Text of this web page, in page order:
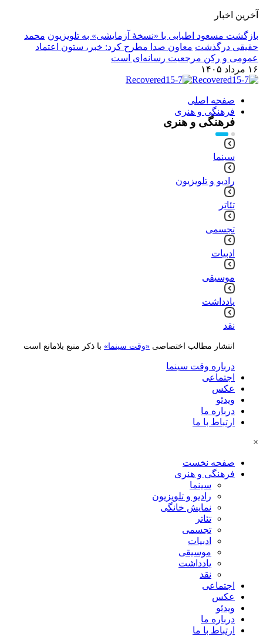
آخرین اخبار
بازگشت مسعود اطیابی با «نسخهٔ آزمایشی» به تلویزیون محمد
حقیقی درگذشت معاون صدا مطرح کرد: خبر، ستون اعتماد
عمومی و رکن مرجعیت رسانه‌ای است
۱۶ مرداد ۱۴۰۵
صفحه اصلی
فرهنگی و هنری
فرهنگی و هنری
سینما
رادیو و تلویزیون
تئاتر
تجسمی
ادبیات
موسیقی
یادداشت
نقد
انتشار مطالب اختصاصی «وقت سینما» با ذکر منبع بلامانع است
درباره وقت سینما
اجتماعی
عکس
ویدئو
درباره ما
ارتباط با ما
×
صفحه نخست
فرهنگی و هنری
سینما
رادیو و تلویزیون
نمایش خانگی
تئاتر
تجسمی
ادبیات
موسیقی
یادداشت
نقد
اجتماعی
عکس
ویدئو
درباره ما
ارتباط با ما